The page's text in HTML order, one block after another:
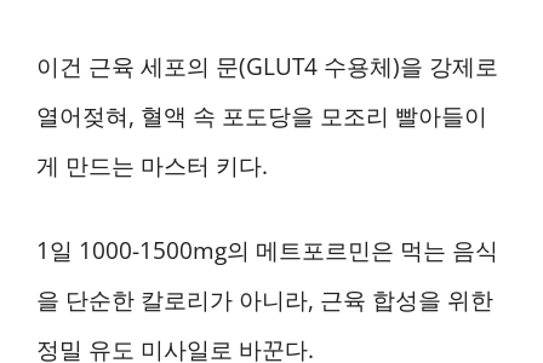
이건 근육 세포의 문(GLUT4 수용체)을 강제로
열어젖혀, 혈액 속 포도당을 모조리 빨아들이
게 만드는 마스터 키다.
1일 1000-1500mg의 메트포르민은 먹는 음식
을 단순한 칼로리가 아니라, 근육 합성을 위한
정밀 유도 미사일로 바꾼다.